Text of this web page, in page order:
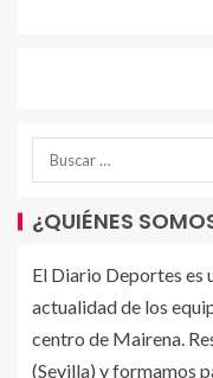
¿QUIÉNES
El Diario Deportes es
actualidad de los
centro de Mairena.
(Sevilla) y formamos